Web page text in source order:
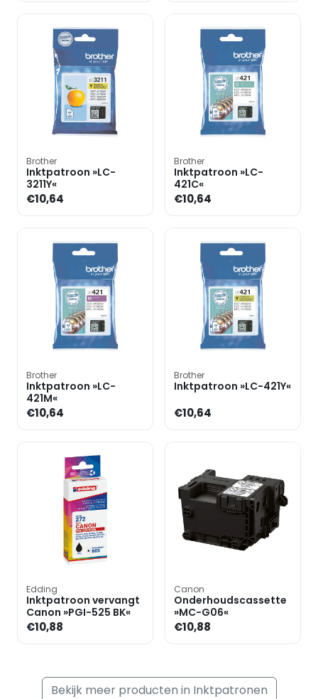
Brother
Inktpatroon »LC-
3211Y«
€10,64
Brother
Inktpatroon »LC-
421C«
€10,64
Brother
Inktpatroon »LC-
421M«
€10,64
Brother
Inktpatroon »LC-421Y«
€10,64
Edding
Inktpatroon vervangt
Canon »PGI-525 BK«
€10,88
Canon
Onderhoudscassette
»MC-G06«
€10,88
Bekijk meer producten in Inktpatronen